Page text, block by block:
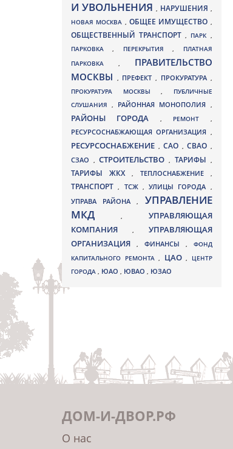
И УВОЛЬНЕНИЯ , НАРУШЕНИЯ ,
НОВАЯ МОСКВА , ОБЩЕЕ ИМУЩЕСТВО ,
ОБЩЕСТВЕННЫЙ ТРАНСПОРТ, ПАРК ,
ПАРКОВКА, ПЕРЕКРЫТИЯ,
ПЛАТНАЯ
ПАРКОВКА ,
ПРАВИТЕЛЬСТВО
МОСКВЫ , ПРЕФЕКТ, ПРОКУРАТУРА ,
ПРОКУРАТУРА МОСКВЫ ,
ПУБЛИЧНЫЕ
СЛУШАНИЯ, РАЙОННАЯ МОНОПОЛИЯ ,
РАЙОНЫ ГОРОДА , РЕМОНТ ,
РЕСУРСОСНАБЖАЮЩАЯ ОРГАНИЗАЦИЯ ,
РЕСУРСОСНАБЖЕНИЕ , САО , СВАО ,
СЗАО ,СТРОИТЕЛЬСТВО, ТАРИФЫ ,
ТАРИФЫ ЖКХ , ТЕПЛОСНАБЖЕНИЕ ,
ТРАНСПОРТ, ТСЖ , УЛИЦЫ ГОРОДА ,
УПРАВА РАЙОНА, УПРАВЛЕНИЕ
МКД, УПРАВЛЯЮЩАЯ
КОМПАНИЯ
, УПРАВЛЯЮЩАЯ
ОРГАНИЗАЦИЯ
, ФИНАНСЫ , ФОНД
КАПИТАЛЬНОГО РЕМОНТА , ЦАО ,
ЦЕНТР
ГОРОДА , ЮАО , ЮВАО , ЮЗАО
ДОМ-И-ДВОР.РФ
О нас